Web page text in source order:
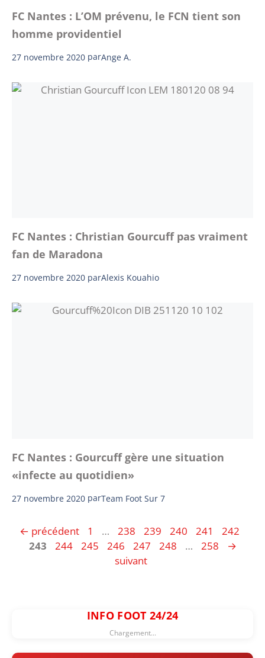
FC Nantes : L’OM prévenu, le FCN tient son
homme providentiel
27 novembre 2020 parAnge A.
FC Nantes : Christian Gourcuff pas vraiment
fan de Maradona
27 novembre 2020 parAlexis Kouahio
FC Nantes : Gourcuff gère une situation
«infecte au quotidien»
27 novembre 2020 parTeam Foot Sur 7
← précédent Page
1 … Page
238 Page
239 Page
240 Page
241 Page
242
243
Page
244 Page
245 Page
246 Page
247 Page
248 … Page
258
→
suivant
INFO FOOT 24/24
Chargement...